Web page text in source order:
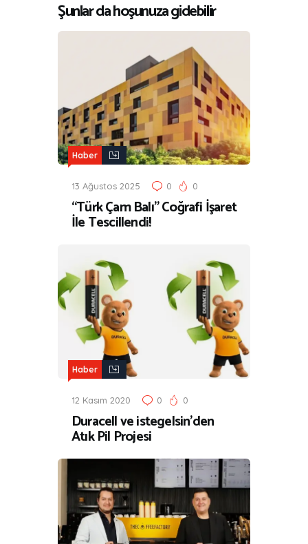
Şunlar da hoşunuza gidebilir
Haber
13 Ağustos 2025 0 0
“Türk Çam Balı” Coğrafi İşaret
İle Tescillendi!
Haber
12 Kasım 2020 0 0
Duracell ve istegelsin’den
Atık Pil Projesi